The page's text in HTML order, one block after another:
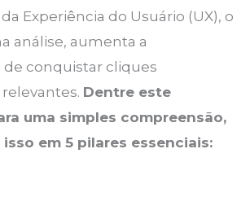
Experiência do Usuário (UX), o
análise, aumenta a
conquistar cliques
Dentre este
uma simples compreensão,
em 5 pilares essenciais: